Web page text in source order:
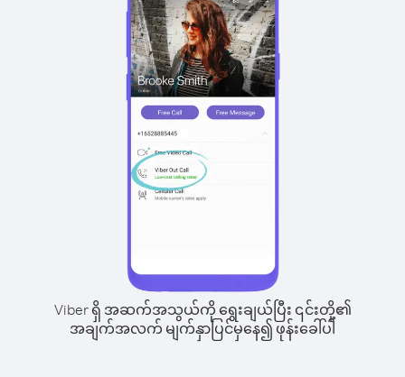
Viber ရှိ အဆက်အသွယ်ကို ရွေးချယ်ပြီး ၎င်းတို့၏
အချက်အလက် မျက်နှာပြင်မှနေ၍ ဖုန်းခေါ်ပါ